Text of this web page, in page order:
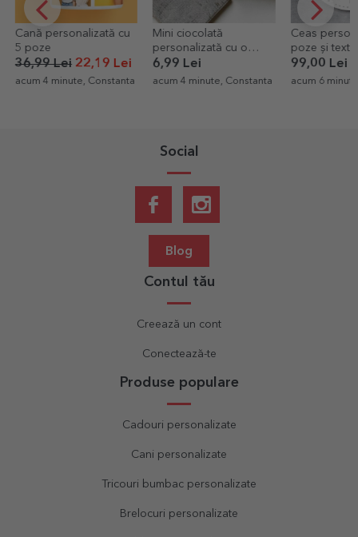
Cană personalizată cu
5 poze
36,99 Lei22,19 Lei
acum 4 minute, Constanta
Mini ciocolată
personalizată cu o
poză și text
6,99 Lei
acum 4 minute, Constanta
Ceas
poze și text -
99,00 Lei
acum 6
Social
Blog
Contul tău
Creează un cont
Conectează-te
Produse populare
Cadouri personalizate
Cani personalizate
Tricouri bumbac personalizate
Brelocuri personalizate